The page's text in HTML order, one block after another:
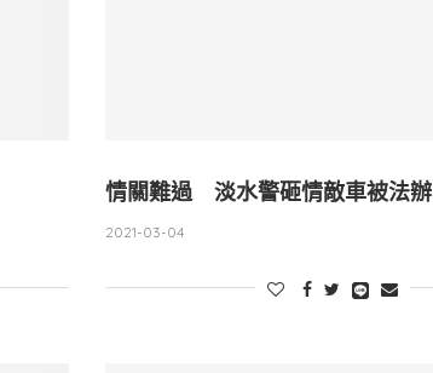
情關難過 淡水警砸情敵車被法辦
2021-03-04